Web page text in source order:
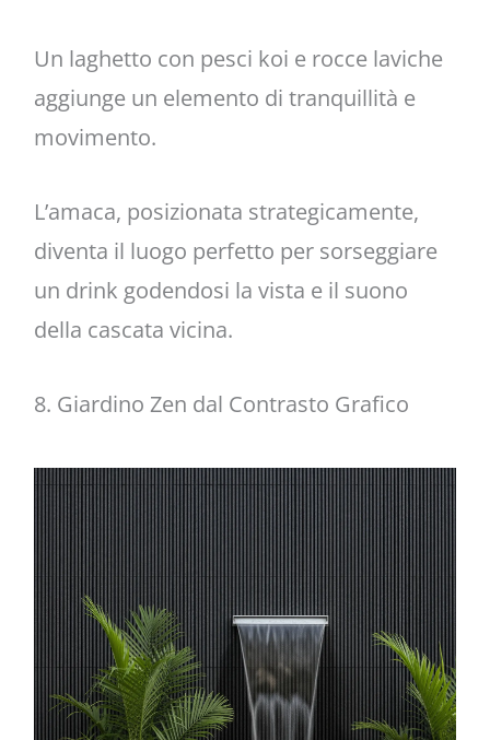
Un laghetto con pesci koi e rocce laviche
aggiunge un elemento di tranquillità e
movimento.
L’amaca, posizionata strategicamente,
diventa il luogo perfetto per sorseggiare
un drink godendosi la vista e il suono
della cascata vicina.
8. Giardino Zen dal Contrasto Grafico